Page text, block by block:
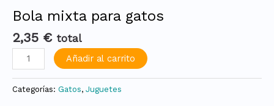
Bola mixta para gatos
2,35 € total
Añadir al carrito
Categorías: Gatos, Juguetes